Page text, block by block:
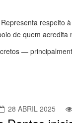
respeito
de quem acredita
—
28 ABRIL 2025